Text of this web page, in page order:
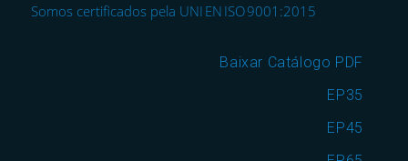
Somos certificados pela UNI EN ISO 9001:2015
Baixar Catálogo PDF
EP35
EP45